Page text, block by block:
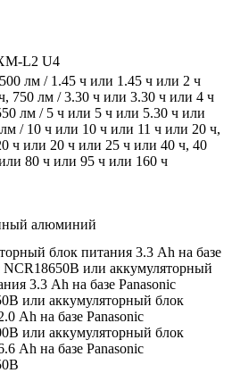
L2 U4
лм / 1.45 ч или 1.45 ч или 2 ч
750 лм / 3.30 ч или 3.30 ч или 4 ч
лм / 5 ч или 5 ч или 5.30 ч или
/ 10 ч или 10 ч или 11 ч или 20 ч,
ч или 20 ч или 25 ч или 40 ч, 40
80 ч или 95 ч или 160 ч
алюминий
блок питания 3.3 Ah на базе
NCR18650B или аккумуляторный
3.3 Ah на базе Panasonic
или аккумуляторный блок
Ah на базе Panasonic
или аккумуляторный блок
Ah на базе Panasonic